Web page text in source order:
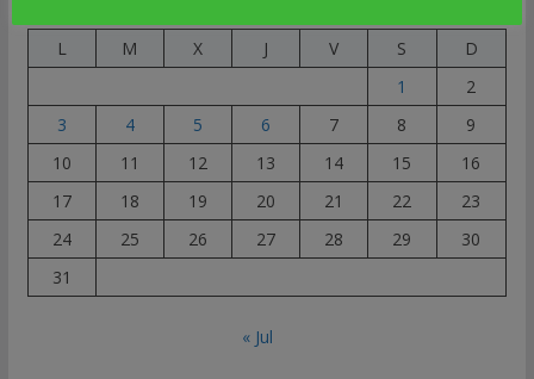
L
M X J V S
D
1
2
3
4 5 6 7 8
9
10
11 12 13 14 15
16
17
18 19 20 21 22
23
24
25 26 27 28 29
30
31
« Jul